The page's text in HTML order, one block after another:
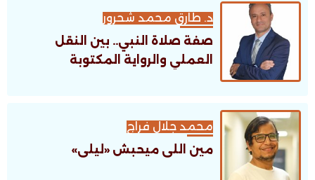
د. طارق محمد شحرور
صفة صلاة النبي.. بين النقل
العملي والرواية المكتوبة
محمد جلال فراج
مين اللى ميحبش «ليلى»